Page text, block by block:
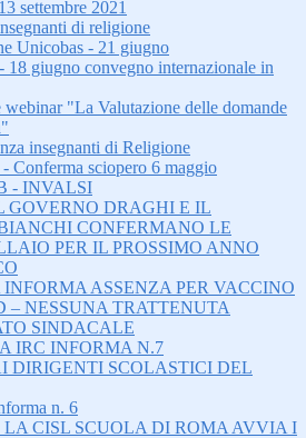
settembre 2021
di religione
Unicobas - 21 giugno
18 giugno convegno internazionale in
webinar "La Valutazione delle domande
insegnanti di Religione
Conferma sciopero 6 maggio
- INVALSI
GOVERNO DRAGHI E IL
CONFERMANO LE
PER IL PROSSIMO ANNO
INFORMA ASSENZA PER VACCINO
– NESSUNA TRATTENUTA
SINDACALE
IRC INFORMA N.7
DIRIGENTI SCOLASTICI DEL
n. 6
LA CISL SCUOLA DI ROMA AVVIA I